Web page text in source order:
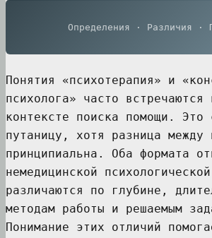
Определения · Различия ·
Понятия «психотерапия» и
психолога» часто встречаются
контексте поиска помощи. Это
путаницу, хотя разница между
принципиальна. Оба формата
немедицинской
различаются по глубине,
методам работы и решаемым
Понимание этих отличий